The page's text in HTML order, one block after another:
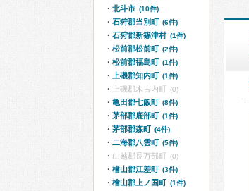
北斗市 (10件)
石狩郡当別町 (6件)
石狩郡新篠津村 (1件)
松前郡松前町 (2件)
松前郡福島町 (1件)
上磯郡知内町 (1件)
上磯郡木古内町 (0)
亀田郡七飯町 (8件)
茅部郡鹿部町 (1件)
茅部郡森町 (4件)
二海郡八雲町 (5件)
山越郡長万部町 (0)
檜山郡江差町 (3件)
檜山郡上ノ国町 (1件)